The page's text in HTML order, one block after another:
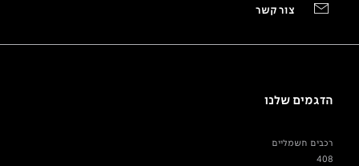
צור קשר
הדגמים שלנו
רכבים חשמליים
408